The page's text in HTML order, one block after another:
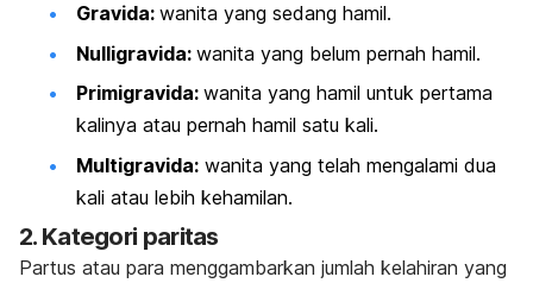
Gravida: wanita yang sedang hamil.
Nulligravida: wanita yang belum pernah hamil.
Primigravida: wanita yang hamil untuk pertama
kalinya atau pernah hamil satu kali.
Multigravida: wanita yang telah mengalami dua
kali atau lebih kehamilan.
2. Kategori paritas
Partus atau para menggambarkan jumlah kelahiran yang